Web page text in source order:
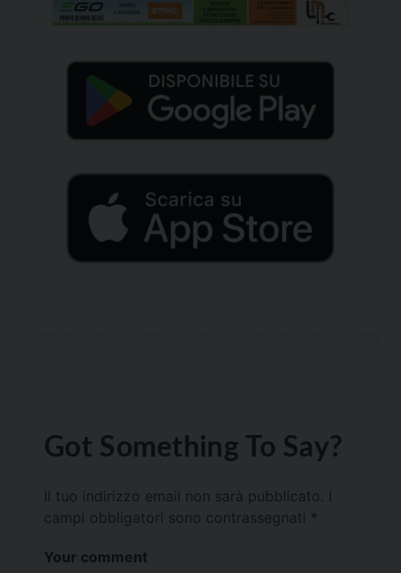
Got Something To Say?
Il tuo indirizzo email non sarà pubblicato.
campi obbligatori sono contrassegnati *
Your comment